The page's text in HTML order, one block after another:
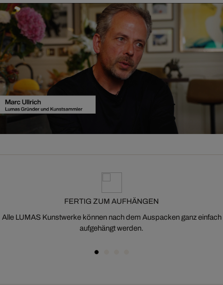
FERTIG ZUM AUFHÄNGEN
Alle LUMAS Kunstwerke können nach dem Auspacken ganz einfach
aufgehängt werden.